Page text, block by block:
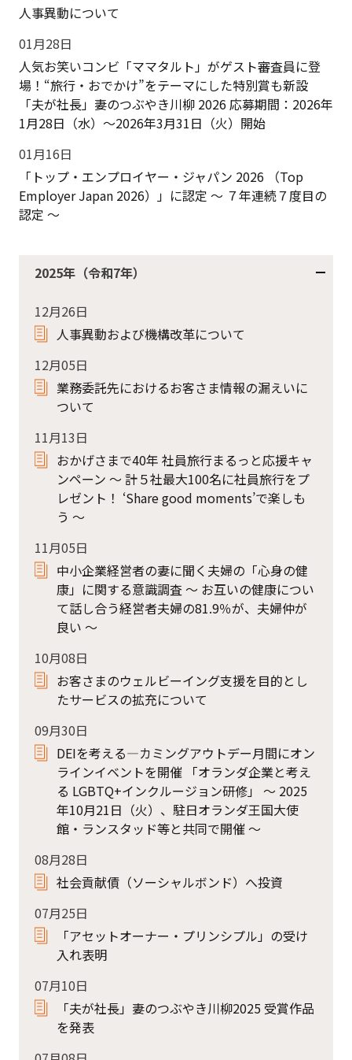
人事異動について
01月28日
人気お笑いコンビ「ママタルト」がゲスト審査員に登
場！“旅行・おでかけ”をテーマにした特別賞も新設
「夫が社長」妻のつぶやき川柳 2026 応募期間：2026年
1月28日（水）〜2026年3月31日（火）開始
01月16日
「トップ・エンプロイヤー・ジャパン 2026 （Top
Employer Japan 2026）」に認定 ～ ７年連続７度目の
認定 ～
2025年（令和7年）
12月26日
人事異動および機構改革について
12月05日
業務委託先におけるお客さま情報の漏えいに
ついて
11月13日
おかげさまで40年 社員旅行まるっと応援キャ
ンペーン ～ 計５社最大100名に社員旅行をプ
レゼント！ ‘Share good moments’で楽しも
う ～
11月05日
中小企業経営者の妻に聞く夫婦の「心身の健
康」に関する意識調査 ～ お互いの健康につい
て話し合う経営者夫婦の81.9％が、夫婦仲が
良い ～
10月08日
お客さまのウェルビーイング支援を目的とし
たサービスの拡充について
09月30日
DEIを考える―カミングアウトデー月間にオン
ラインイベントを開催 「オランダ企業と考え
る LGBTQ+インクルージョン研修」 ～ 2025
年10月21日（火）、駐日オランダ王国大使
館・ランスタッド等と共同で開催 ～
08月28日
社会貢献債（ソーシャルボンド）へ投資
07月25日
「アセットオーナー・プリンシプル」の受け
入れ表明
07月10日
「夫が社長」妻のつぶやき川柳2025 受賞作品
を発表